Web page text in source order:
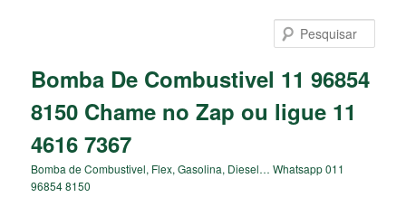
principalBomba De Combustivel 11 96854
8150 Chame no Zap ou ligue 11
4616 7367
Bomba de Combustivel, Flex, Gasolina, Diesel… Whatsapp 011
96854 8150